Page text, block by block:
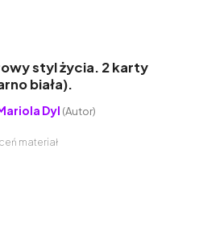
styl życia. 2 karty
biała).
Dyl (Autor)
materiał